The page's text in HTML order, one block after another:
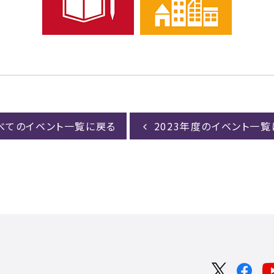
てのイベント一覧に戻る 2023年度のイベント一覧